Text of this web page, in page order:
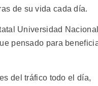
de su vida cada día.
Universidad
pensado para
del tráfico todo el día,